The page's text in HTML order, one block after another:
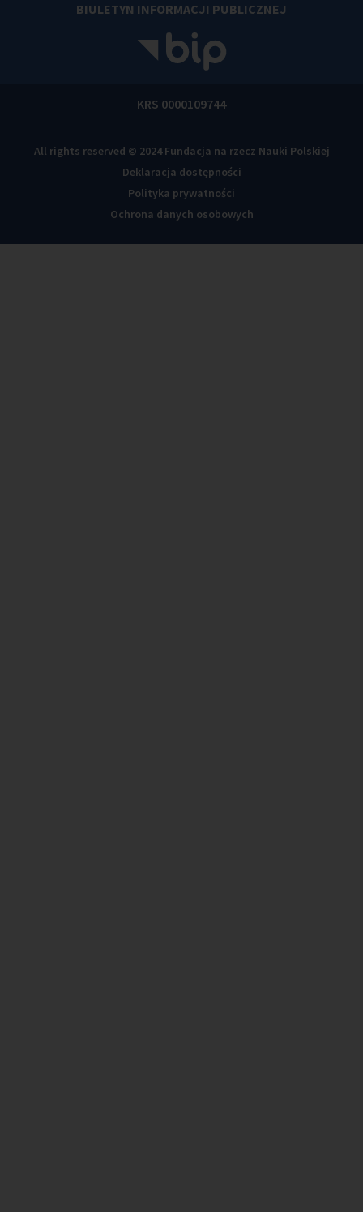
BIULETYN INFORMACJI PUBLICZNEJ
KRS 0000109744
All rights reserved © 2024 Fundacja na rzecz Nauki Polskiej
Deklaracja dostępności
Polityka prywatności
Ochrona danych osobowych